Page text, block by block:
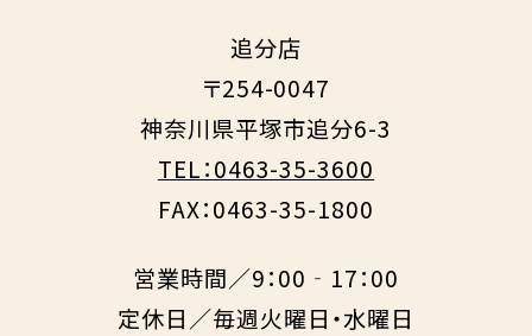
追分店
〒254-0047
神奈川県平塚市追分6-3
TEL：0463-35-3600
FAX：0463-35-1800
営業時間／9：00‐17：00
定休日／毎週火曜日・水曜日